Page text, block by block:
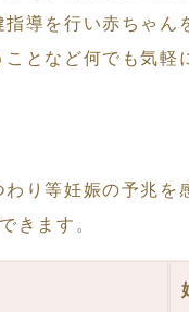
導を行い赤ちゃん
となど何でも気軽
り等妊娠の予兆を
きます。